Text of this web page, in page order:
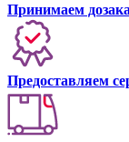
Принимаем
Предоставляем